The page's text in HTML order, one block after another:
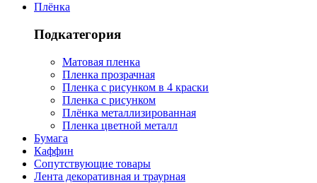
Плёнка
Подкатегория
Матовая пленка
Пленка прозрачная
Пленка с рисунком в 4 краски
Пленка с рисунком
Плёнка металлизированная
Пленка цветной металл
Бумага
Каффин
Сопутствующие товары
Лента декоративная и траурная